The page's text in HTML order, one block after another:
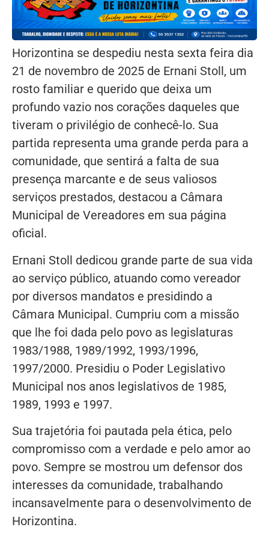
Horizontina se despediu nesta sexta feira dia
21 de novembro de 2025 de Ernani Stoll, um
rosto familiar e querido que deixa um
profundo vazio nos corações daqueles que
tiveram o privilégio de conhecê-lo. Sua
partida representa uma grande perda para a
comunidade, que sentirá a falta de sua
presença marcante e de seus valiosos
serviços prestados, destacou a Câmara
Municipal de Vereadores em sua página
oficial.
Ernani Stoll dedicou grande parte de sua vida
ao serviço público, atuando como vereador
por diversos mandatos e presidindo a
Câmara Municipal. Cumpriu com a missão
que lhe foi dada pelo povo as legislaturas
1983/1988, 1989/1992, 1993/1996,
1997/2000. Presidiu o Poder Legislativo
Municipal nos anos legislativos de 1985,
1989, 1993 e 1997.
Sua trajetória foi pautada pela ética, pelo
compromisso com a verdade e pelo amor ao
povo. Sempre se mostrou um defensor dos
interesses da comunidade, trabalhando
incansavelmente para o desenvolvimento de
Horizontina.